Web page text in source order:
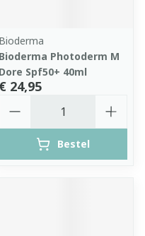
Bioderma
Bioderma Photoderm M
Dore Spf50+ 40ml
€ 24,95
Bestel